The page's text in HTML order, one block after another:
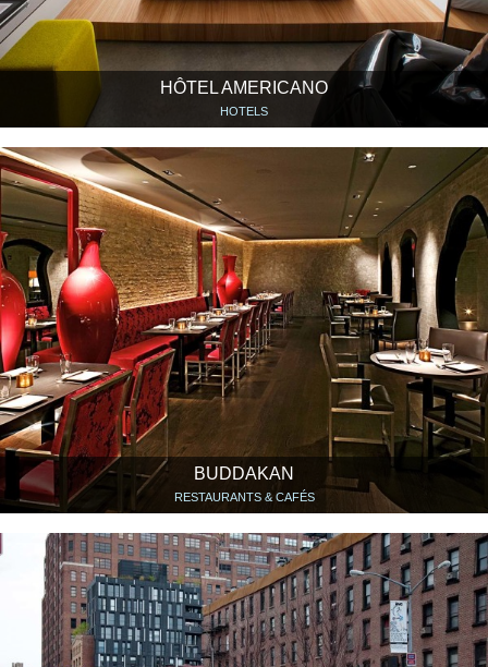
HÔTEL AMERICANO
HOTELS
BUDDAKAN
RESTAURANTS & CAFÉS